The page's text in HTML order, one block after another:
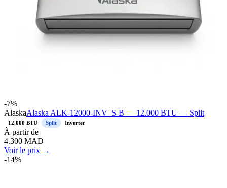
-7%
AlaskaAlaska ALK-12000-INV_S-B — 12.000 BTU — Split
12.000 BTU Split Inverter
À partir de
4.300 MAD
Voir le prix →
-14%